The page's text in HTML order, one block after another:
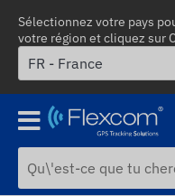
Sélectionnez votre pays
votre région et cliquez sur